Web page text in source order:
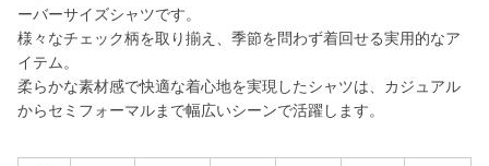
ーバーサイズシャツです。
様々なチェック柄を取り揃え、季節を問わず着回せる実用的なア
イテム。
柔らかな素材感で快適な着心地を実現したシャツは、カジュアル
からセミフォーマルまで幅広いシーンで活躍します。